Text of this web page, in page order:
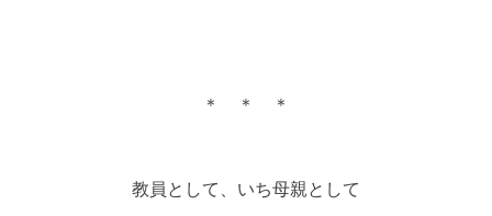
＊ ＊ ＊
教員として、いち母親として